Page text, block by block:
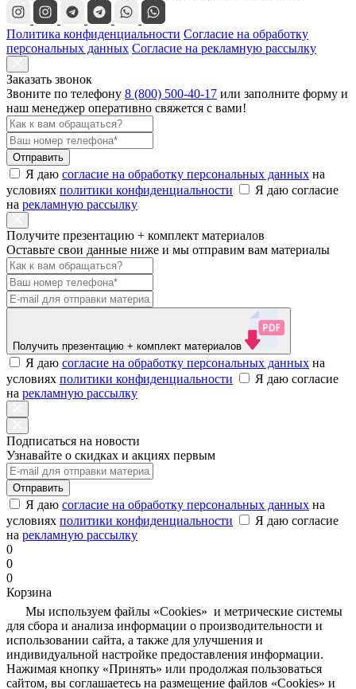
Политика конфиденциальности Согласие на обработку
персональных данных Согласие на рекламную рассылку
Заказать звонок
Звоните по телефону 8 (800) 500-40-17 или заполните форму и
наш менеджер оперативно свяжется с вами!
Отправить
Я даю согласие на обработку персональных данных на
условиях политики конфиденциальности
Я даю согласие
на рекламную рассылку
Получите презентацию + комплект материалов
Оставьте свои данные ниже и мы отправим вам материалы
Получить презентацию + комплект материалов
Я даю согласие на обработку персональных данных на
условиях политики конфиденциальности
Я даю согласие
на рекламную рассылку
Подписаться на новости
Узнавайте о скидках и акциях первым
Отправить
Я даю согласие на обработку персональных данных на
условиях политики конфиденциальности
Я даю согласие
на рекламную рассылку
0
0
0
Корзина
Мы используем файлы «Cookies» и метрические системы
для сбора и анализа информации о производительности и
использовании сайта, а также для улучшения и
индивидуальной настройке предоставления информации.
Нажимая кнопку «Принять» или продолжая пользоваться
сайтом, вы соглашаетесь на размещение файлов «Cookies» и